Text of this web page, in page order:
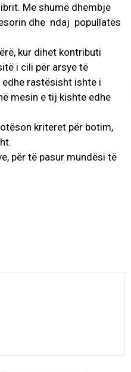
Me shumë dhembje
dhe ndaj popullatës
kur dihet kontributi
i cili për arsye të
rastësisht ishte i
mesin e tij kishte edhe
kriteret për botim,
për të pasur mundësi të